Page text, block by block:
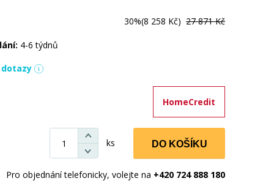
30%(8 258 Kč) 27 871 Kč
4-6 týdnů
dotazy
HomeCredit
ks DO KOŠÍKU
Pro objednání telefonicky, volejte na +420 724 888 180